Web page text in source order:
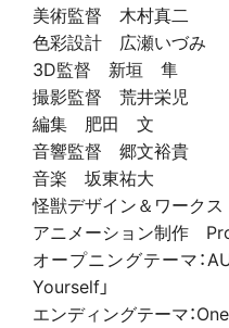
美術監督 木村真二
色彩設計 広瀬いづみ
3D監督 新垣 隼
撮影監督 荒井栄児
編集 肥田 文
音響監督 郷文裕貴
音楽 坂東祐大
怪獣デザイン＆ワーク
アニメーション制作
オープニングテーマ：
Yourself」
エンディングテーマ：